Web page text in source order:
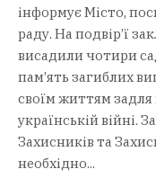
інформує Місто,
раду. На подвір’ї
висадили чотири
пам’ять загиблих
своїм життям задля
українській війні.
Захисників та
необхідно...